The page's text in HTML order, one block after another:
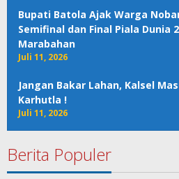
Bupati Batola Ajak Warga
Semifinal dan Final Piala Dunia
Marabahan
Juli 11, 2026
Jangan Bakar Lahan, Kalsel
Karhutla !
Juli 11, 2026
Berita Populer